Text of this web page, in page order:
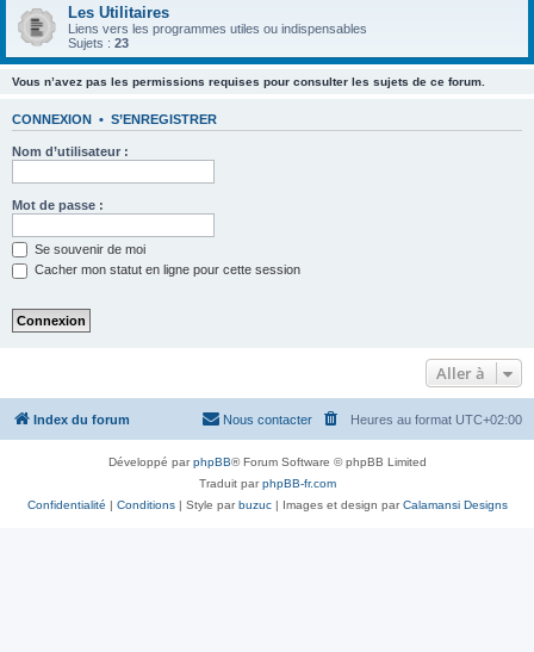
Les Utilitaires
Liens vers les programmes utiles ou indispensables
Sujets : 23
Vous n’avez pas les permissions requises pour consulter les sujets de ce forum.
CONNEXION • S’ENREGISTRER
Nom d’utilisateur :
Mot de passe :
Se souvenir de moi
Cacher mon statut en ligne pour cette session
Aller à
Index du forum Heures au format UTC+02:00
Nous contacter
Développé parphpBB® Forum Software © phpBB Limited
Traduit parphpBB-fr.com
Confidentialité | Conditions| Style parbuzuc| Images et design parCalamansi Designs